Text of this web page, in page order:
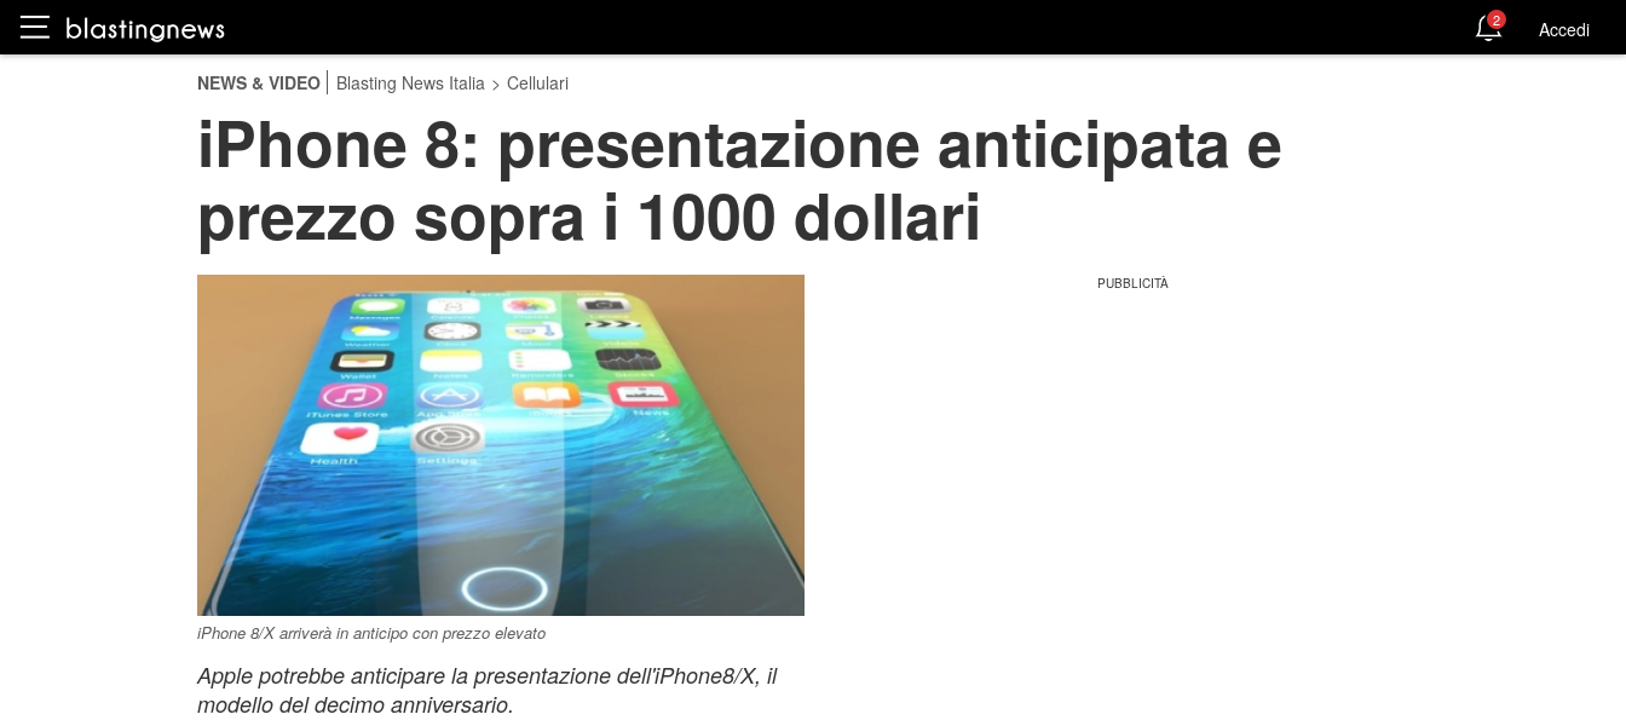
2 Accedi
NEWS & VIDEO Blasting News Italia > Cellulari
iPhone 8: presentazione anticipata e
prezzo sopra i 1000 dollari
iPhone 8/X arriverà in anticipo con prezzo elevato
Apple potrebbe anticipare la presentazione dell'iPhone8/X, il
modello del decimo anniversario.